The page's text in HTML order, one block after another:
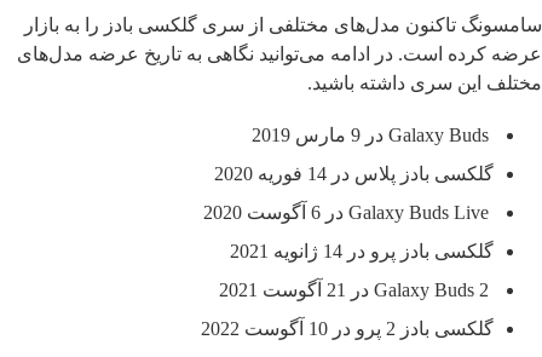
سامسونگ تاکنون مدل‌های مختلفی از سری گلکسی بادز را به بازار
عرضه کرده است. در ادامه می‌توانید نگاهی به تاریخ عرضه مدل‌های
مختلف این سری داشته باشید.
گلکسی بادز پلاس در 14 فوریه 2020
گلکسی بادز پرو در 14 ژانویه 2021
گلکسی بادز 2 پرو در 10 آگوست 2022